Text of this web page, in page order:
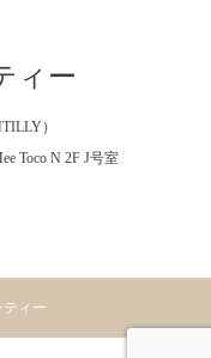
ィー
）
Toco N 2F J号室
ィー